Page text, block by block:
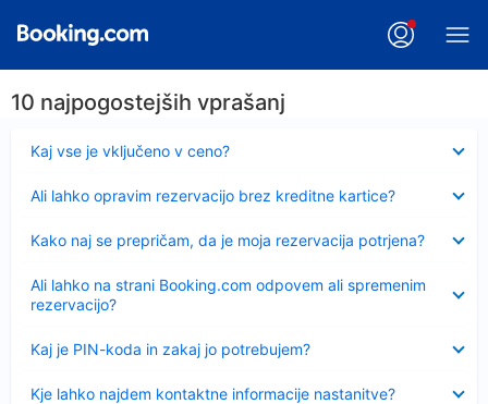
10 najpogostejših vprašanj
Kaj vse je vključeno v ceno?
Ali lahko opravim rezervacijo brez kreditne kartice?
Kako naj se prepričam, da je moja rezervacija potrjena?
Ali lahko na strani Booking.com odpovem ali spremenim
rezervacijo?
Kaj je PIN-koda in zakaj jo potrebujem?
Kje lahko najdem kontaktne informacije nastanitve?